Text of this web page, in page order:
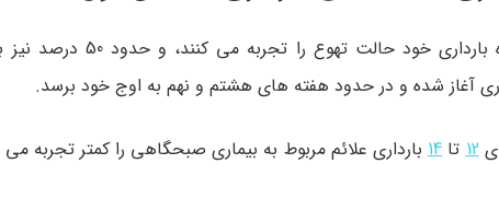
12تا14بارداری علائم مربوط به بیماری صبحگاهی را کمتر تجربه